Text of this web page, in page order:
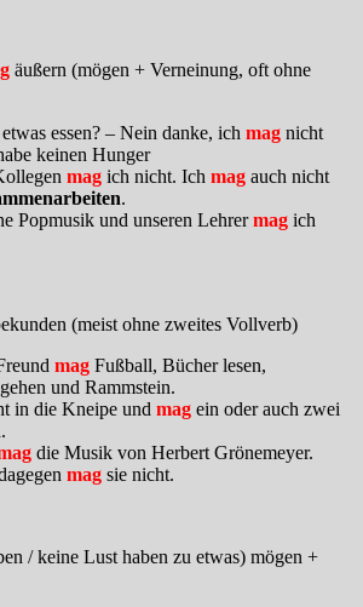
äußern (mögen + Verneinung, oft ohne
essen? – Nein danke, ich mag nicht
keinen Hunger
mag ich nicht. Ich mag auch nicht
.
Popmusik und unseren Lehrermag ich
(meist ohne zweites Vollverb)
mag Fußball, Bücher lesen,
und Rammstein.
in die Kneipe und mag ein oder auch zwei
.
die Musik von Herbert Grönemeyer.
mag sie nicht.
/ keine Lust haben zu etwas) mögen +